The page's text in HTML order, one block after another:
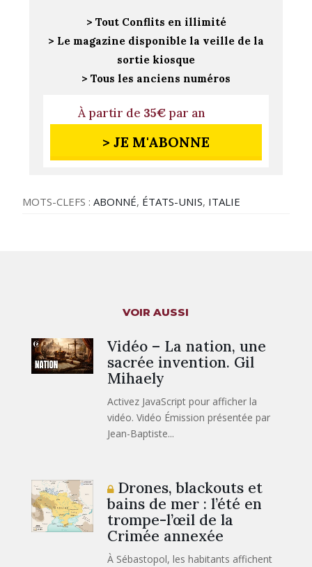
> Tout Conflits en illimité
> Le magazine disponible la veille de la
sortie kiosque
> Tous les anciens numéros
À partir de 35€par an
> JE M'ABONNE
MOTS-CLEFS :ABONNÉ, ÉTATS-UNIS, ITALIE
VOIR AUSSI
Vidéo – La nation, une
sacrée invention. Gil
Mihaely
Activez JavaScript pour afficher la
vidéo. Vidéo Émission présentée par
Jean-Baptiste...
Drones, blackouts et
bains de mer : l’été en
trompe-l’œil de la
Crimée annexée
À Sébastopol, les habitants affichent